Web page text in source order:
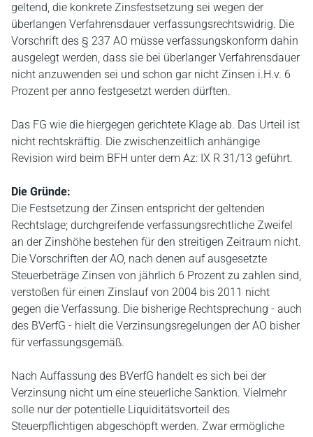
geltend, die konkrete Zinsfestsetzung sei wegen der
überlangen Verfahrensdauer verfassungsrechtswidrig. Die
Vorschrift des § 237 AO müsse verfassungskonform dahin
ausgelegt werden, dass sie bei überlanger Verfahrensdauer
nicht anzuwenden sei und schon gar nicht Zinsen i.H.v. 6
Prozent per anno festgesetzt werden dürften.
Das FG wie die hiergegen gerichtete Klage ab. Das Urteil ist
nicht rechtskräftig. Die zwischenzeitlich anhängige
Revision wird beim BFH unter dem Az: IX R 31/13 geführt.
Die Gründe:
Die Festsetzung der Zinsen entspricht der geltenden
Rechtslage; durchgreifende verfassungsrechtliche Zweifel
an der Zinshöhe bestehen für den streitigen Zeitraum nicht.
Die Vorschriften der AO, nach denen auf ausgesetzte
Steuerbeträge Zinsen von jährlich 6 Prozent zu zahlen sind,
verstoßen für einen Zinslauf von 2004 bis 2011 nicht
gegen die Verfassung. Die bisherige Rechtsprechung - auch
des BVerfG - hielt die Verzinsungsregelungen der AO bisher
für verfassungsgemäß.
Nach Auffassung des BVerfG handelt es sich bei der
Verzinsung nicht um eine steuerliche Sanktion. Vielmehr
solle nur der potentielle Liquiditätsvorteil des
Steuerpflichtigen abgeschöpft werden. Zwar ermögliche